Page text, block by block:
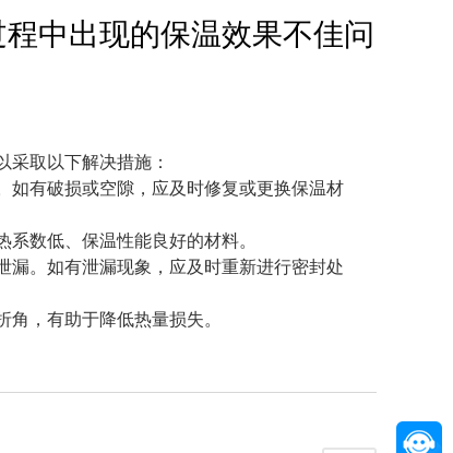
中出现的保温效果不佳问
取以下解决措施：
如有破损或空隙，应及时修复或更换保温材
数低、保温性能良好的材料。
漏。如有泄漏现象，应及时重新进行密封处
，有助于降低热量损失。